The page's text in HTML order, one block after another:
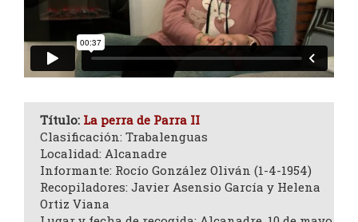
Título: La perra de Parra II
Clasificación: Trabalenguas
Localidad: Alcanadre
Informante: Rocío González Oliván (1-4-1954)
Recopiladores: Javier Asensio García y Helena
Ortiz Viana